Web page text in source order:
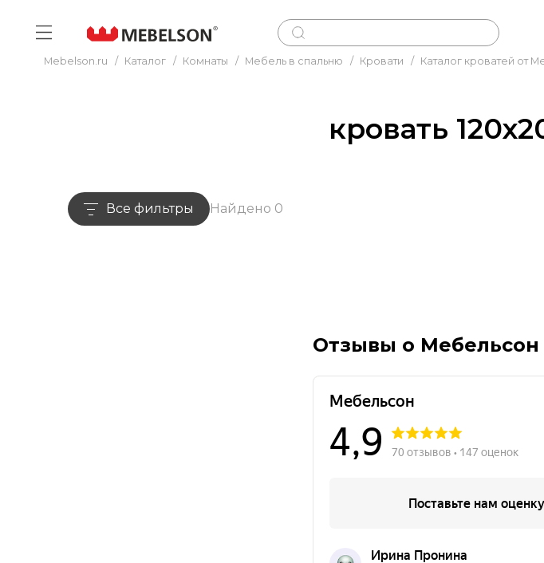
Mebelson.ru / Каталог / Комнаты / Мебель в спальню / Кровати / Каталог кроватей от
кровать
Все фильтры Найдено 0
Отзывы о Мебельсон